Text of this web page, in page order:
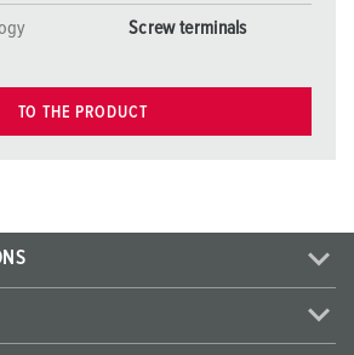
Screw terminals
TO THE PRODUCT